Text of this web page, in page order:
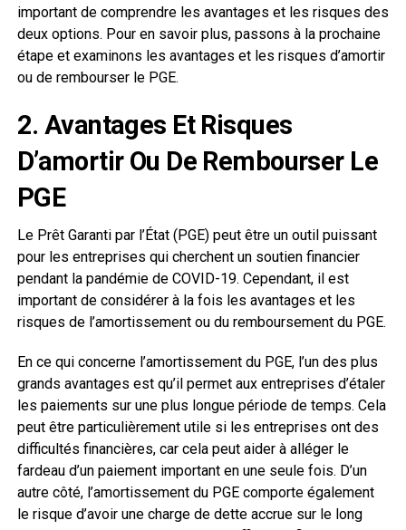
important de comprendre les avantages et les risques des
deux options. Pour en savoir plus, passons à la prochaine
étape et examinons les avantages et les risques d’amortir
ou de rembourser le PGE.
2. Avantages Et Risques
D’amortir Ou De Rembourser Le
PGE
Le Prêt Garanti par l’État (PGE) peut être un outil puissant
pour les entreprises qui cherchent un soutien financier
pendant la pandémie de COVID-19. Cependant, il est
important de considérer à la fois les avantages et les
risques de l’amortissement ou du remboursement du PGE.
En ce qui concerne l’amortissement du PGE, l’un des plus
grands avantages est qu’il permet aux entreprises d’étaler
les paiements sur une plus longue période de temps. Cela
peut être particulièrement utile si les entreprises ont des
difficultés financières, car cela peut aider à alléger le
fardeau d’un paiement important en une seule fois. D’un
autre côté, l’amortissement du PGE comporte également
le risque d’avoir une charge de dette accrue sur le long